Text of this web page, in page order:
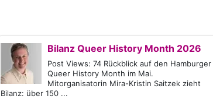
Bilanz Queer History Month 2026
Post Views: 74 Rückblick auf den Hamburger
Queer History Month im Mai.
Mitorganisatorin Mira-Kristin Saitzek zieht
Bilanz: über 150 ...